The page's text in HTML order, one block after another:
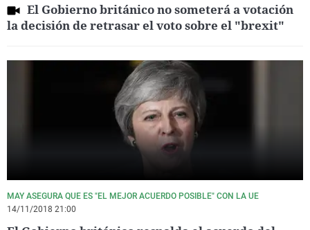
El Gobierno británico no someterá a votación
la decisión de retrasar el voto sobre el "brexit"
MAY ASEGURA QUE ES "EL MEJOR ACUERDO POSIBLE" CON LA UE
14/11/2018 21:00